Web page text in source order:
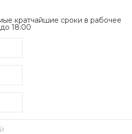
кратчайшие сроки в рабочее
18:00